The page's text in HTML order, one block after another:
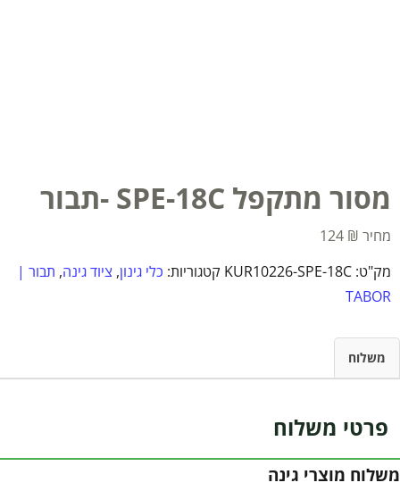
מסור מתקפל SPE-18C -תבור
124 ₪
מק"ט: KUR10226-SPE-18C קטגוריות: כלי גינון, ציוד גינה, תבור |
TABOR
משלוח
פרטי משלוח
משלוח מוצרי גינה